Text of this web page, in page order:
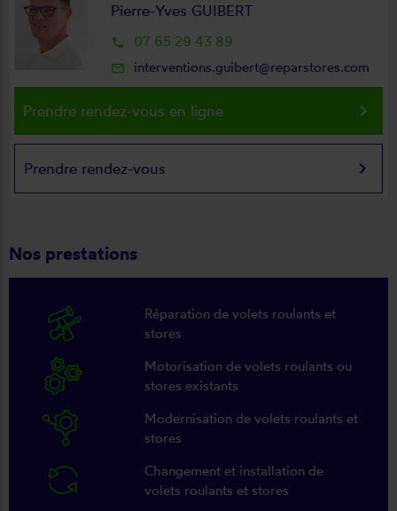
Pierre-Yves GUIBERT
local_phone 07 65 29 43 89
mail_outline interventions.guibert@reparstores.com
Prendre rendez-vous en ligne keyboard_arrow_right
Prendre rendez-vous keyboard_arrow_right
Nos prestations
Réparation de volets roulants et
stores
Motorisation de volets roulants ou
stores existants
Modernisation de volets roulants et
stores
Changement et installation de
volets roulants et stores